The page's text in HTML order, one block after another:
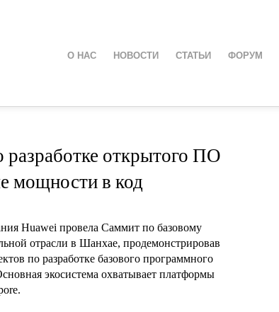
О НАС НОВОСТИ СТАТЬИ ФОРУМ
открытого ПО
мощности в код
Huawei провела Саммит по базовому
отрасли в Шанхае, продемонстрировав
по разработке базового программного
экосистема охватывает платформы